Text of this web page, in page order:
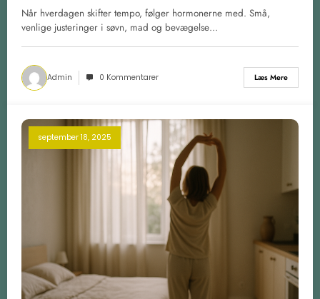
Når hverdagen skifter tempo, følger hormonerne med. Små,
venlige justeringer i søvn, mad og bevægelse…
Admin 0 Kommentarer Læs Mere
september 18, 2025